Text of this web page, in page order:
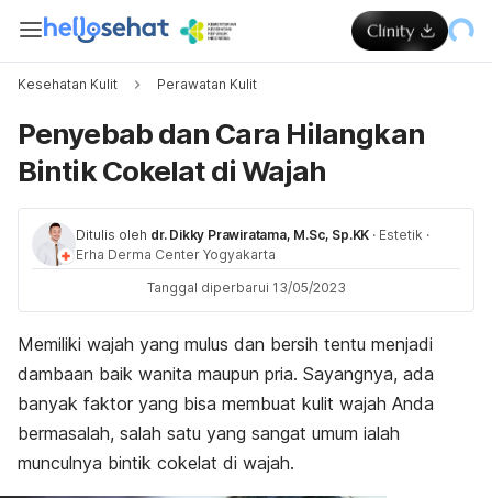
Kesehatan Kulit Perawatan Kulit
Penyebab dan Cara Hilangkan
Bintik Cokelat di Wajah
Ditulis oleh dr. Dikky Prawiratama, M.Sc, Sp.KK · Estetik ·
Erha Derma Center Yogyakarta
Tanggal diperbarui 13/05/2023
Memiliki wajah yang mulus dan bersih tentu menjadi
dambaan baik wanita maupun pria. Sayangnya, ada
banyak faktor yang bisa membuat kulit wajah Anda
bermasalah, salah satu yang sangat umum ialah
munculnya bintik cokelat di wajah.